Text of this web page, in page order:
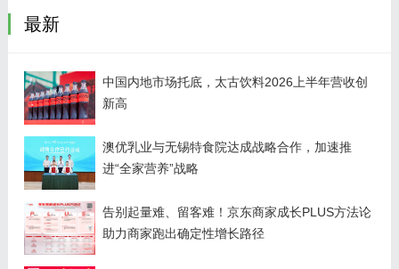
最新
中国内地市场托底，太古饮料2026上半年营收创
新高
澳优乳业与无锡特食院达成战略合作，加速推
进“全家营养”战略
告别起量难、留客难！京东商家成长PLUS方法论
助力商家跑出确定性增长路径